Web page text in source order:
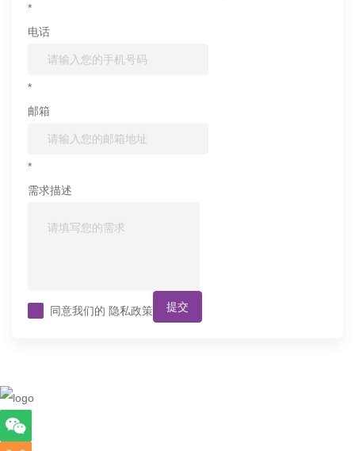
*
电话
*
邮箱
*
需求描述
同意我们的 隐私政策 提交